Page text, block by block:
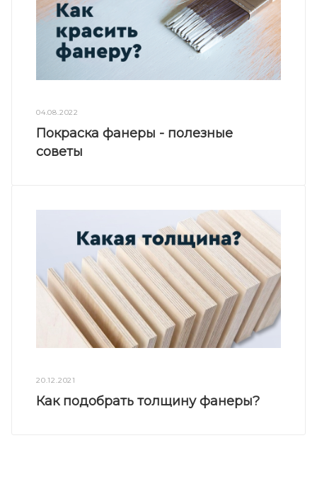
04.08.2022
Покраска фанеры - полезные
советы
20.12.2021
Как подобрать толщину фанеры?